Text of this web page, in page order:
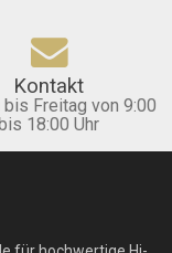
Kontakt
bis Freitag von 9:00
18:00 Uhr